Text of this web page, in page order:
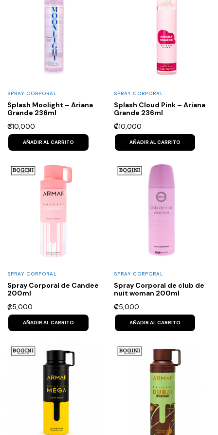
SPRAY CORPORAL
Splash Moolight – Ariana
Grande 236ml
₡10,000
AÑADIR AL CARRITO
SPRAY CORPORAL
Splash Cloud Pink – Ariana
Grande 236ml
₡10,000
AÑADIR AL CARRITO
SPRAY CORPORAL
Spray Corporal de Candee
200ml
₡5,000
AÑADIR AL CARRITO
SPRAY CORPORAL
Spray Corporal de club de
nuit woman 200ml
₡5,000
AÑADIR AL CARRITO